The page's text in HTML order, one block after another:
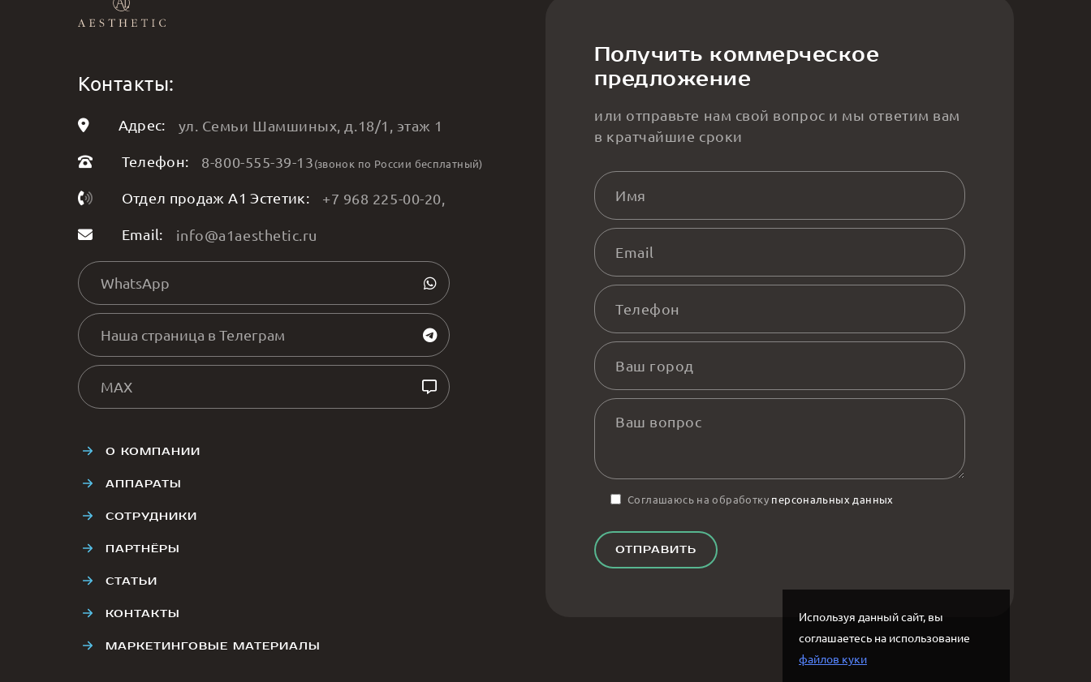
Контакты:
Адрес: ул. Семьи Шамшиных, д.18/1, этаж 1
Телефон: 8-800-555-39-13(звонок по России бесплатный)
Отдел продаж А1 Эстетик: +7 968 225-00-20
Email: info@a1aesthetic.ru
WhatsApp
Наша страница в Телеграм
MAX
О КОМПАНИИ
АППАРАТЫ
СОТРУДНИКИ
ПАРТНЁРЫ
СТАТЬИ
КОНТАКТЫ
МАРКЕТИНГОВЫЕ МАТЕРИАЛЫ
Получить коммерческое
предложение
или отправьте нам свой вопрос и мы ответим вам
в кратчайшие сроки
Соглашаюсь на обработку персональных данных
ОТПРАВИТЬ
Используя данный сайт, вы
соглашаетесь на использование
файлов куки